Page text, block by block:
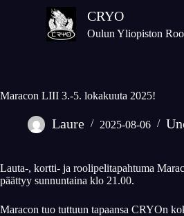
o
e
n
t
CRYO
Oulun Yliopiston
Maracon LIII 3.-5. lokakuuta 2025!
Laure 2025-08-06
Lauta-, kortti- ja roolipelitapahtuma
päättyy sunnuntaina klo 21.00.
Maracon tuo tuttuun tapaansa CRYOn